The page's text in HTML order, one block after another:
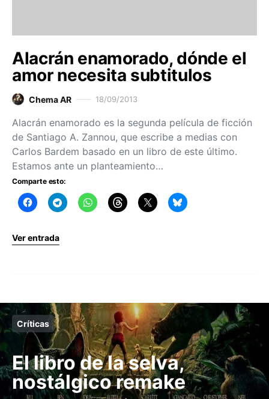
Alacrán enamorado, dónde el
amor necesita subtitulos
Chema AR 18/09/2013
Alacrán enamorado es la segunda película de ficción
de Santiago A. Zannou, que escribe a medias con
Carlos Bardem basado en un libro de este último.
Estamos ante un planteamiento…
Comparte esto:
Ver entrada
Críticas
El libro de la selva,
nostálgico remake